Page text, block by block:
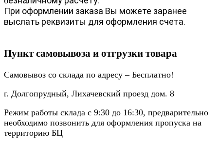
При оформлении заказа Вы можете заранее
выслать реквизиты для оформления счета.
Пункт самовывоза и отгрузки товара
Самовывоз со склада по адресу – Бесплатно!
г. Долгопрудный, Лихачевский проезд дом. 8
Режим работы склада с 9:30 до 16:30, предварительно
необходимо позвонить для оформления пропуска на
территорию БЦ